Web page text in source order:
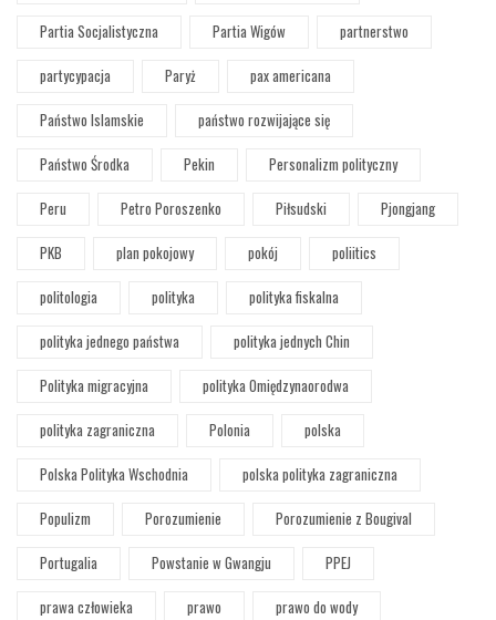
Partia Socjalistyczna
Partia Wigów
partnerstwo
partycypacja
Paryż
pax americana
Państwo Islamskie
państwo rozwijające się
Państwo Środka
Pekin
Personalizm polityczny
Peru
Petro Poroszenko Piłsudski
Pjongjang
PKB
plan pokojowy pokój
poliitics
politologia
polityka
polityka fiskalna
polityka jednego państwa
polityka jednych Chin
Polityka migracyjna
polityka Omiędzynaorodwa
polityka zagraniczna
Polonia
polska
Polska Polityka Wschodnia
polska polityka zagraniczna
Populizm
Porozumienie
Porozumienie z Bougival
Portugalia
Powstanie w Gwangju
PPEJ
prawa człowieka
prawo prawo do wody